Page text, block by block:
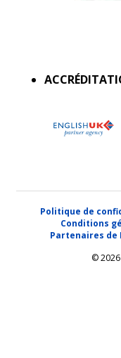
Politique de
Conditions
Partenaires de
©